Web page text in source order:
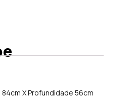
X Profundidade 56cm